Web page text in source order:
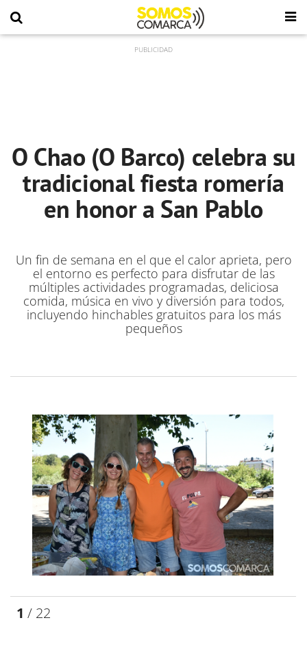
O Chao (O Barco) celebra su
tradicional fiesta romería
en honor a San Pablo
Un fin de semana en el que el calor aprieta, pero
el entorno es perfecto para disfrutar de las
múltiples actividades programadas, deliciosa
comida, música en vivo y diversión para todos,
incluyendo hinchables gratuitos para los más
pequeños
1 / 22